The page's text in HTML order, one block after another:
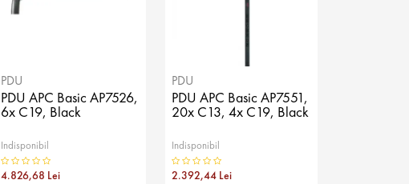
PDU
PDU APC Basic AP7526,
6x C19, Black
Indisponibil
4.826,68 Lei
PDU
PDU APC Basic AP7551,
20x C13, 4x C19, Black
Indisponibil
2.392,44 Lei